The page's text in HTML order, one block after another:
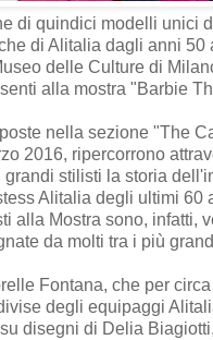
di quindici modelli unici
di Alitalia dagli anni 50
delle Culture di
alla mostra "Barbie
nella sezione "The
2016, ripercorrono
grandi stilisti la storia
Alitalia degli ultimi 60
alla Mostra sono, infatti,
da molti tra i più
Fontana, che per
degli equipaggi
disegni di Delia